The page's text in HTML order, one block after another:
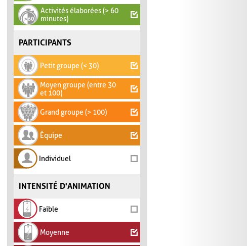
Activités élaborées (> 60
minutes)
PARTICIPANTS
Petit groupe (< 30)
Moyen groupe (entre 30
et 100)
Grand groupe (> 100)
Équipe
Individuel
INTENSITÉ D'ANIMATION
Faible
Moyenne